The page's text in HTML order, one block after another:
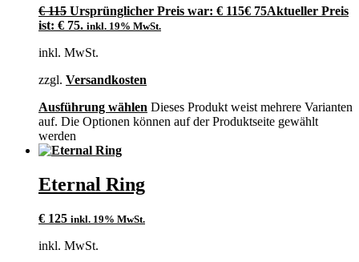
€115 Ursprünglicher Preis war: € 115€ 75Aktueller Preis
ist: € 75. inkl. 19% MwSt.
inkl. MwSt.
zzgl. Versandkosten
Ausführung wählen Dieses Produkt weist mehrere Varianten
auf. Die Optionen können auf der Produktseite gewählt
werden
Eternal Ring
€ 125 inkl. 19% MwSt.
inkl. MwSt.